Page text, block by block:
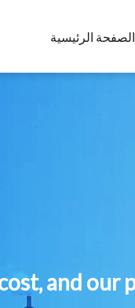
الصفحة الرئيسية
and our